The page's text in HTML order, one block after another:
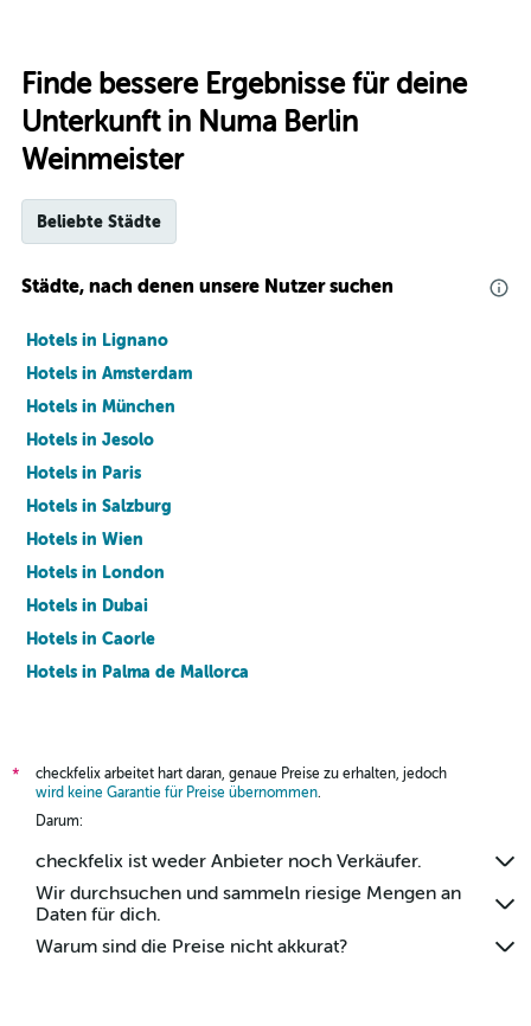
Finde bessere Ergebnisse für deine
Unterkunft in Numa Berlin
Weinmeister
Beliebte Städte
Städte, nach denen unsere Nutzer suchen
Hotels in Lignano
Hotels in Amsterdam
Hotels in München
Hotels in Jesolo
Hotels in Paris
Hotels in Salzburg
Hotels in Wien
Hotels in London
Hotels in Dubai
Hotels in Caorle
Hotels in Palma de Mallorca
*
checkfelix arbeitet hart daran, genaue Preise zu erhalten, jedoch
wird keine Garantie für Preise übernommen.
Darum:
checkfelix ist weder Anbieter noch Verkäufer.
Wir durchsuchen und sammeln riesige Mengen an
Daten für dich.
Warum sind die Preise nicht akkurat?